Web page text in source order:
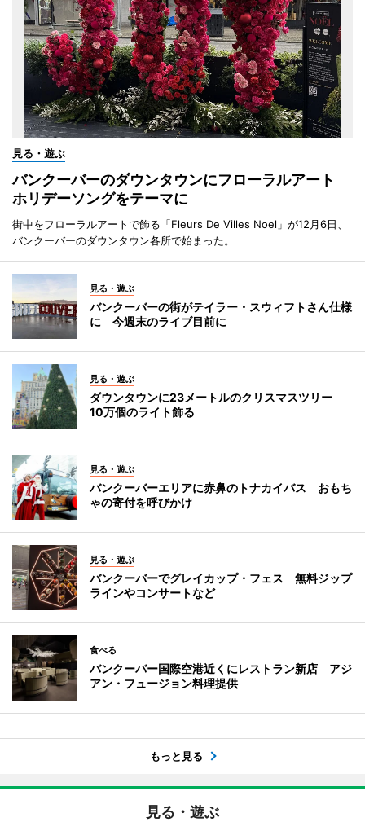
見る・遊ぶ
バンクーバーのダウンタウンにフローラルアート
ホリデーソングをテーマに
街中をフローラルアートで飾る「Fleurs De Villes Noel」が12月6日、
バンクーバーのダウンタウン各所で始まった。
見る・遊ぶ
バンクーバーの街がテイラー・スウィフトさん仕様
に 今週末のライブ目前に
見る・遊ぶ
ダウンタウンに23メートルのクリスマスツリー
10万個のライト飾る
見る・遊ぶ
バンクーバーエリアに赤鼻のトナカイバス おもち
ゃの寄付を呼びかけ
見る・遊ぶ
バンクーバーでグレイカップ・フェス 無料ジップ
ラインやコンサートなど
食べる
バンクーバー国際空港近くにレストラン新店 アジ
アン・フュージョン料理提供
もっと見る
見る・遊ぶ